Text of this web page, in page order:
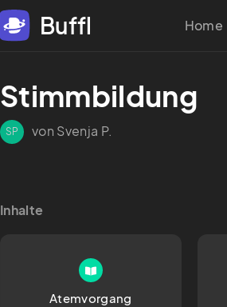
Buffl Home
Stimmbildung
SP von Svenja P.
Inhalte
Atemvorgang